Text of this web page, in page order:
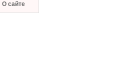
О сайте